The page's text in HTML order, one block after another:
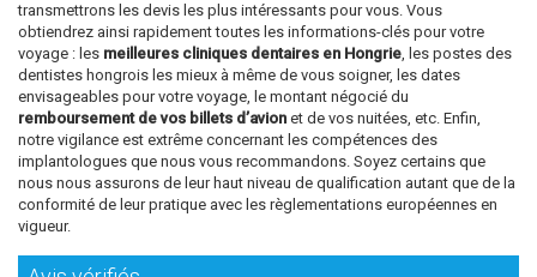
transmettrons les devis les plus intéressants pour vous. Vous
obtiendrez ainsi rapidement toutes les informations-clés pour votre
voyage : les meilleures cliniques dentaires en Hongrie, les postes des
dentistes hongrois les mieux à même de vous soigner, les dates
envisageables pour votre voyage, le montant négocié du
remboursement de vos billets d’avion et de vos nuitées, etc. Enfin,
notre vigilance est extrême concernant les compétences des
implantologues que nous vous recommandons. Soyez certains que
nous nous assurons de leur haut niveau de qualification autant que de la
conformité de leur pratique avec les règlementations européennes en
vigueur.